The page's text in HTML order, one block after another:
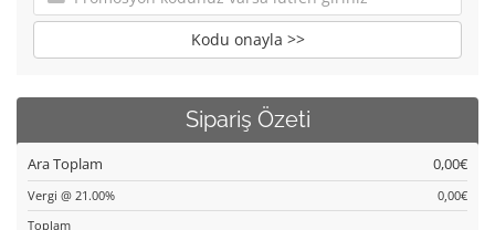
Kodu onayla >>
Sipariş Özeti
Ara Toplam 0,00€
Vergi @ 21.00%
0,00€
Toplam